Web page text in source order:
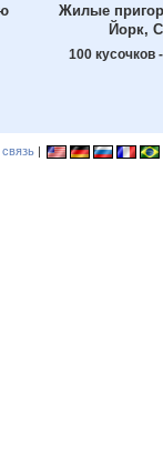
Жилые
Йорк,
100 кусочков
|